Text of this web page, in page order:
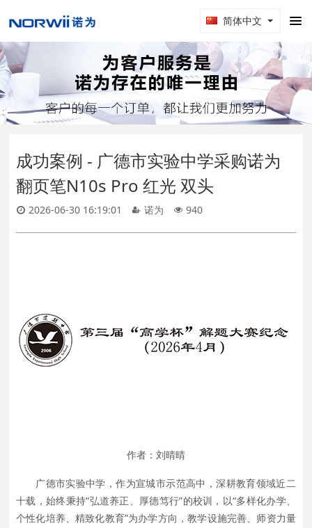
简体中文
成功案例 - 广德市实验中学采购诺为
翻页笔N10s Pro 红光 双头
2026-06-30 16:19:01 诺为 940
作者：刘晴晴
广德市实验中学，作为宣城市示范高中，深耕教育领域近二
十载，始终秉持“弘道养正、厚德笃行”的校训，以“多样化办学、
个性化培养、精致化教育”为办学方向，教学设施完善、师资力量